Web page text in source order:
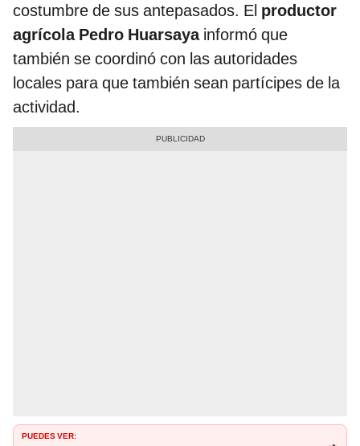
costumbre de sus antepasados. El productor
agrícola Pedro Huarsaya informó que
también se coordinó con las autoridades
locales para que también sean partícipes de la
actividad.
PUEDES VER: